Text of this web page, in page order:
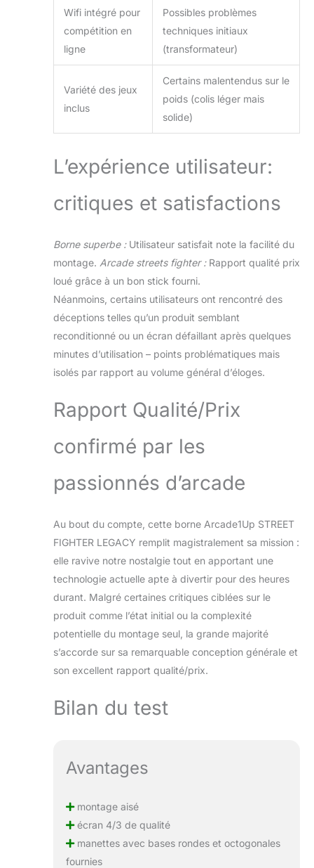
Wifi intégré pour
compétition en
ligne
Possibles problèmes
techniques initiaux
(transformateur)
Variété des jeux
inclus
Certains malentendus sur le
poids (colis léger mais
solide)
L’expérience utilisateur:
critiques et satisfactions
Borne superbe :Utilisateur satisfait note la facilité du
montage. Arcade streets fighter :Rapport qualité prix
loué grâce à un bon stick fourni.
Néanmoins, certains utilisateurs ont rencontré des
déceptions telles qu’un produit semblant
reconditionné ou un écran défaillant après quelques
minutes d’utilisation – points problématiques mais
isolés par rapport au volume général d’éloges.
Rapport Qualité/Prix
confirmé par les
passionnés d’arcade
Au bout du compte, cette borne Arcade1Up STREET
FIGHTER LEGACY remplit magistralement sa mission :
elle ravive notre nostalgie tout en apportant une
technologie actuelle apte à divertir pour des heures
durant. Malgré certaines critiques ciblées sur le
produit comme l’état initial ou la complexité
potentielle du montage seul, la grande majorité
s’accorde sur sa remarquable conception générale et
son excellent rapport qualité/prix.
Bilan du test
Avantages
montage aisé
écran 4/3 de qualité
manettes avec bases rondes et octogonales
fournies